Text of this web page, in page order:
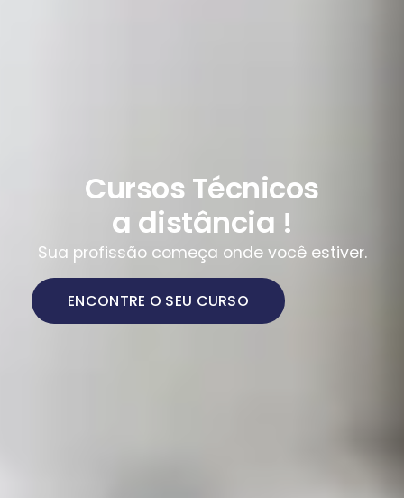
Cursos Técnicos
a distância !
Sua profissão começa onde você estiver.
ENCONTRE O SEU CURSO